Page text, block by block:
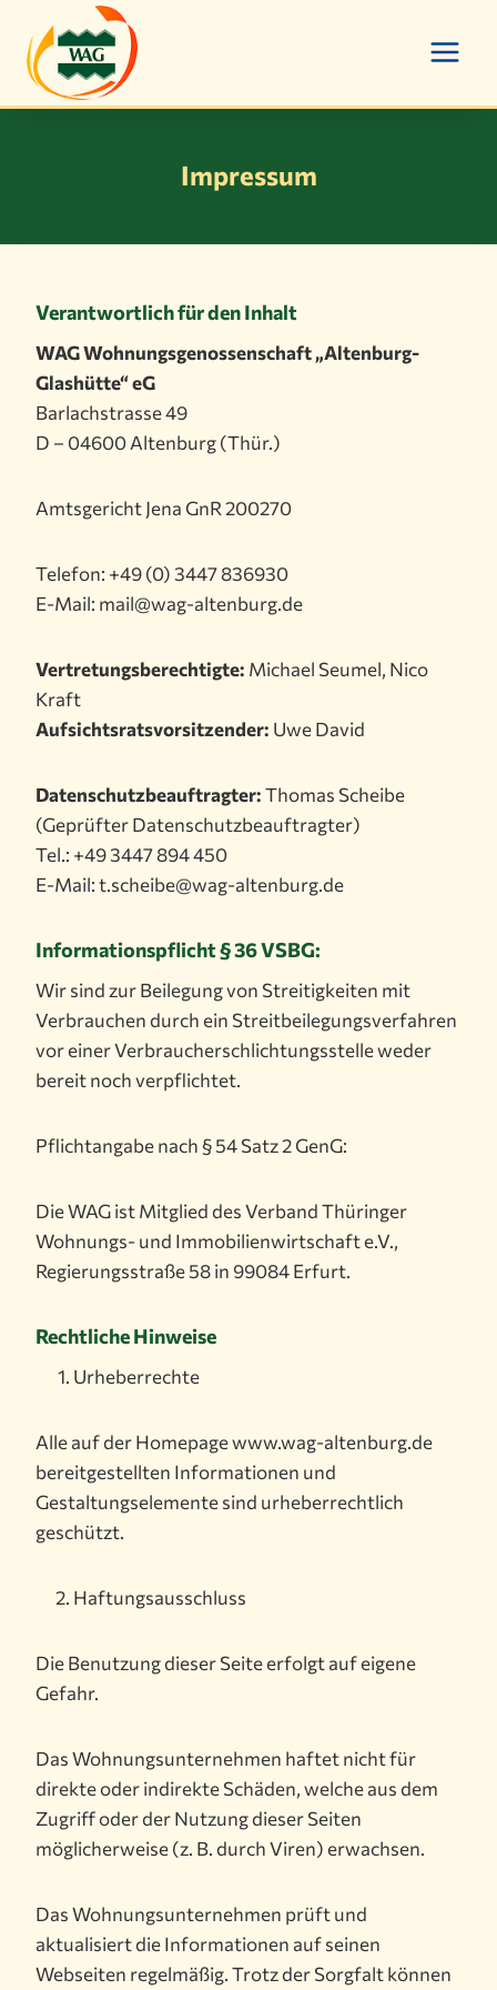
Inhalt
springen
Impressum
Verantwortlich für den Inhalt
WAG Wohnungsgenossenschaft „Altenburg-
Glashütte“ eG
Barlachstrasse 49
D – 04600 Altenburg (Thür.)
Amtsgericht Jena GnR 200270
Telefon: +49 (0) 3447 836930
E-Mail: mail@wag-altenburg.de
Vertretungsberechtigte: Michael Seumel, Nico
Kraft
Aufsichtsratsvorsitzender: Uwe David
Datenschutzbeauftragter:Thomas Scheibe
(Geprüfter Datenschutzbeauftragter)
Tel.: +49 3447 894 450
E-Mail: t.scheibe@wag-altenburg.de
Informationspflicht § 36 VSBG:
Wir sind zur Beilegung von Streitigkeiten mit
Verbrauchen durch ein Streitbeilegungsverfahren
vor einer Verbraucherschlichtungsstelle weder
bereit noch verpflichtet.
Pflichtangabe nach § 54 Satz 2 GenG:
Die WAG ist Mitglied des Verband Thüringer
Wohnungs- und Immobilienwirtschaft e.V.,
Regierungsstraße 58 in 99084 Erfurt.
Rechtliche Hinweise
Urheberrechte
Alle auf der Homepage www.wag-altenburg.de
bereitgestellten Informationen und
Gestaltungselemente sind urheberrechtlich
geschützt.
Haftungsausschluss
Die Benutzung dieser Seite erfolgt auf eigene
Gefahr.
Das Wohnungsunternehmen haftet nicht für
direkte oder indirekte Schäden, welche aus dem
Zugriff oder der Nutzung dieser Seiten
möglicherweise (z. B. durch Viren) erwachsen.
Das Wohnungsunternehmen prüft und
aktualisiert die Informationen auf seinen
Webseiten regelmäßig. Trotz der Sorgfalt können